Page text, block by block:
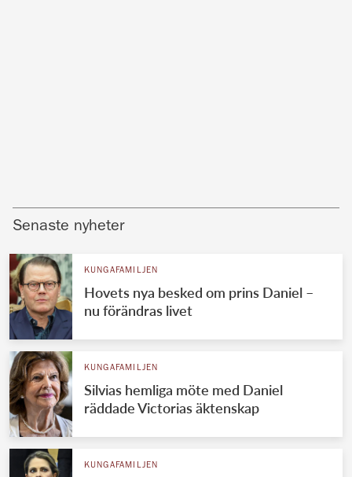
Senaste nyheter
KUNGAFAMILJEN
Hovets nya besked om prins Daniel –
nu förändras livet
KUNGAFAMILJEN
Silvias hemliga möte med Daniel
räddade Victorias äktenskap
KUNGAFAMILJEN